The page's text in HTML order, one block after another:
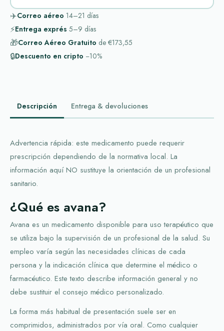
✈️Correo aéreo 14–21 días
⚡Entrega exprés 5–9 días
🎁Correo Aéreo Gratuito de €173,55
🔒Descuento en cripto −10%
Descripción Entrega & devoluciones
Advertencia rápida: este medicamento puede requerir
prescripción dependiendo de la normativa local. La
información aquí NO sustituye la orientación de un profesional
sanitario.
¿Qué es avana?
Avana es un medicamento disponible para uso terapéutico que
se utiliza bajo la supervisión de un profesional de la salud. Su
empleo varía según las necesidades clínicas de cada
persona y la indicación clínica que determine el médico o
farmacéutico. Este texto describe información general y no
debe sustituir el consejo médico personalizado.
La forma más habitual de presentación suele ser en
comprimidos, administrados por vía oral. Como cualquier